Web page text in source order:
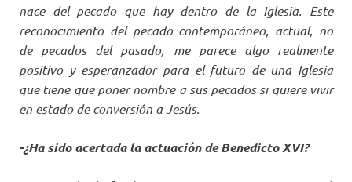
nace del pecado que hay dentro de la Iglesia. Este
reconocimiento del pecado contemporáneo, actual, no
de pecados del pasado, me parece algo realmente
positivo y esperanzador para el futuro de una Iglesia
que tiene que poner nombre a sus pecados si quiere vivir
en estado de conversión a Jesús.
-¿Ha sido acertada la actuación de Benedicto XVI?